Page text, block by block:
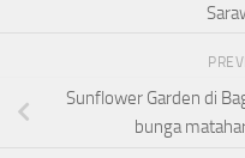
Sunflower Garden di
bunga